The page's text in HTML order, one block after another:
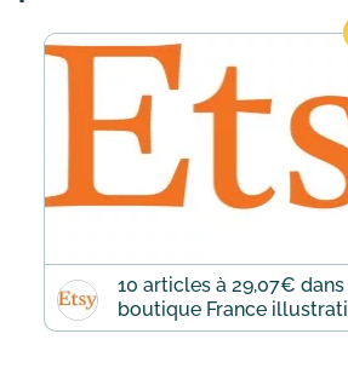
10 articles à 29,07€
boutique France